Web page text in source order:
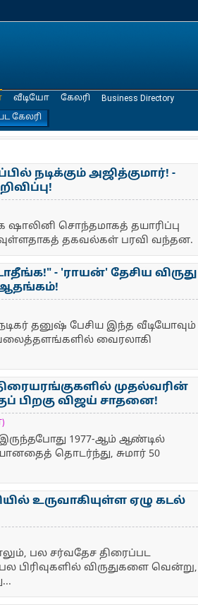
கேலரி
வீடியோ கேலரி Business Directory
நடிக்கும் அஜித்குமார்! -
ஷாலினி சொந்தமாகத் தயாரிப்பு
தகவல்கள் பரவி வந்தன.
- 'ராயன்' தேசிய விருது
ஆதங்கம்!
நடிகர் தனுஷ் பேசிய இந்த வீடியோவும்
வலைத்தளங்களில் வைரலாகி
முதல்வரின்
பிறகு விஜய் சாதனை!
1977-ஆம் ஆண்டில்
தொடர்ந்து, சுமார் 50
உருவாகியுள்ள ஏழு கடல்
பல சர்வதேச திரைப்பட
பிரிவுகளில் விருதுகளை வென்று,